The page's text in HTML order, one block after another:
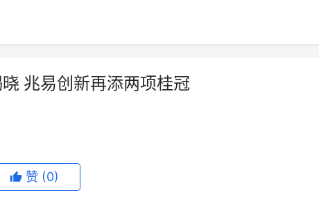
兆易创新再添两项桂冠
赞 (0)